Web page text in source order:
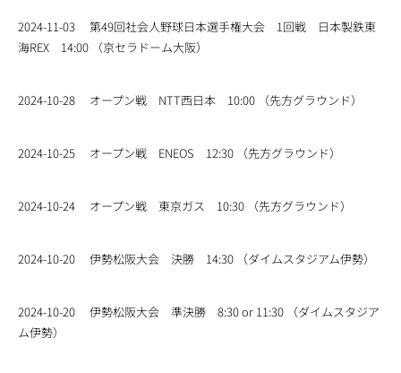
2024-11-03
第49回社会人野球日本選手権大会 1回戦 日本製鉄東
海REX 14:00 （京セラドーム大阪）
2024-10-28 オープン戦 NTT西日本 10:00 （先方グラウンド）
2024-10-25 オープン戦 ENEOS 12:30 （先方グラウンド）
2024-10-24 オープン戦 東京ガス 10:30 （先方グラウンド）
2024-10-20 伊勢松阪大会 決勝 14:30 （ダイムスタジアム伊勢）
2024-10-20
伊勢松阪大会 準決勝 8:30 or 11:30 （ダイムスタジア
ム伊勢）